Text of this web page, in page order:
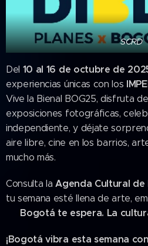
SCRD
Del 10 al 16 de octubre de
experiencias únicas con los
Vive la Bienal BOG25, disfruta
exposiciones fotográficas,
independiente, y déjate
aire libre, cine en los barrios,
mucho más.
Consulta laAgenda Cultural de
tu semana esté llena de arte,
Bogotá te espera. La
¡Bogotá vibra esta semana